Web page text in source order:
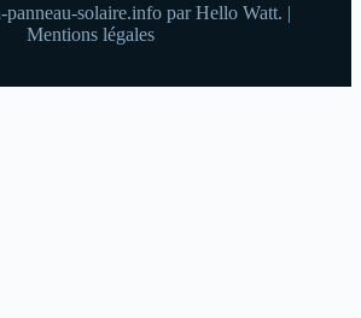
panneau-solaire.info par Hello Watt. |
Mentions légales